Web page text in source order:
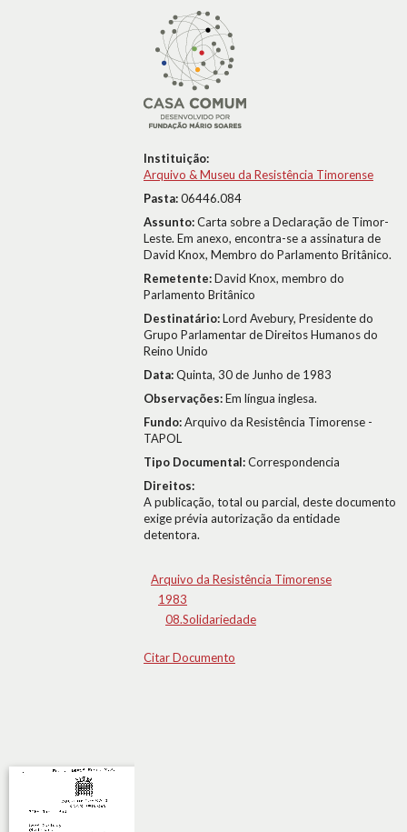
Instituição:
Arquivo & Museu da Resistência Timorense
Pasta:06446.084
Assunto:Carta sobre a Declaração de Timor-
Leste. Em anexo, encontra-se a assinatura de
David Knox, Membro do Parlamento Britânico.
Remetente:David Knox, membro do
Parlamento Britânico
Destinatário:Lord Avebury, Presidente do
Grupo Parlamentar de Direitos Humanos do
Reino Unido
Data:Quinta, 30 de Junho de 1983
Observações:Em língua inglesa.
Fundo:Arquivo da Resistência Timorense -
TAPOL
Tipo Documental:Correspondencia
Direitos:
A publicação, total ou parcial, deste documento
exige prévia autorização da entidade
detentora.
Arquivo da Resistência Timorense
1983
08.Solidariedade
Citar Documento